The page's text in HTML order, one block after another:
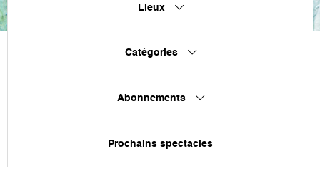
Lieux
Catégories
Abonnements
Prochains spectacles